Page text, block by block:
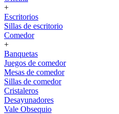
+
Escritorios
Sillas de escritorio
Comedor
+
Banquetas
Juegos de comedor
Mesas de comedor
Sillas de comedor
Cristaleros
Desayunadores
Vale Obsequio